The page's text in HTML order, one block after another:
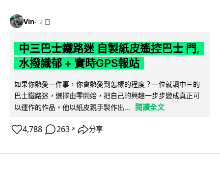
Vin 2 日
中三巴士鐵路迷 自製紙皮遙控巴士 門,
水撥識郁 + 實時GPS報站
如果你熱愛一件事，你會熱愛到怎樣的程度？一位就讀中三的
巴士鐵路迷，選擇由零開始，把自己的興趣一步步變成真正可
以運作的作品。他以紙皮親手製作出...
閱讀全文
4,788 263 ↗ 分享